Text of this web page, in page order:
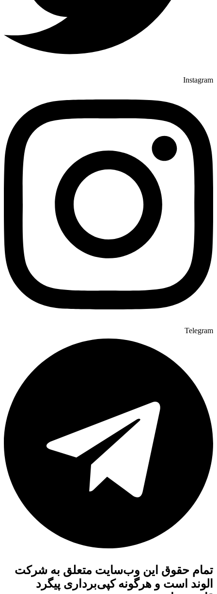
Instagram
Telegram
تمام حقوق این وب‌سایت متعلق به شرکت
الوند است و هرگونه کپی‌برداری پیگرد